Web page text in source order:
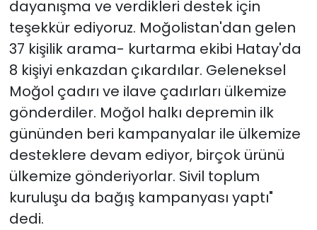
dayanışma ve verdikleri destek için
teşekkür ediyoruz. Moğolistan'dan gelen
37 kişilik arama- kurtarma ekibi Hatay'da
8 kişiyi enkazdan çıkardılar. Geleneksel
Moğol çadırı ve ilave çadırları ülkemize
gönderdiler. Moğol halkı depremin ilk
gününden beri kampanyalar ile ülkemize
desteklere devam ediyor, birçok ürünü
ülkemize gönderiyorlar. Sivil toplum
kuruluşu da bağış kampanyası yaptı"
dedi.